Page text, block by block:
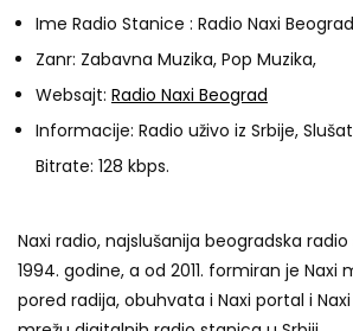
Ime Radio Stanice : Radio Naxi Beograd
Zanr: Zabavna Muzika, Pop Muzika,
Websajt: Radio Naxi Beograd
Informacije: Radio uživo iz Srbije,
Bitrate: 128 kbps.
Naxi radio, najslušanija beogradska
1994. godine, a od 2011. formiran je Naxi
pored radija, obuhvata i Naxi portal i